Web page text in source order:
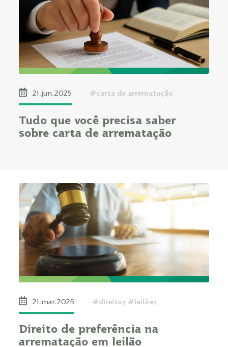
21.jun.2025 #carta de arrematação
Tudo que você precisa saber
sobre carta de arrematação
21.mar.2025 #direitos #leilões
Direito de preferência na
arrematação em leilão